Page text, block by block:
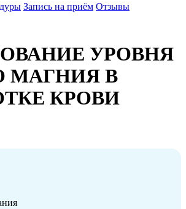
УРОВНЯ
МАГНИЯ В
КРОВИ
Запись на приём Отзывы